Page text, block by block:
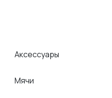
Аксессуары
Мячи